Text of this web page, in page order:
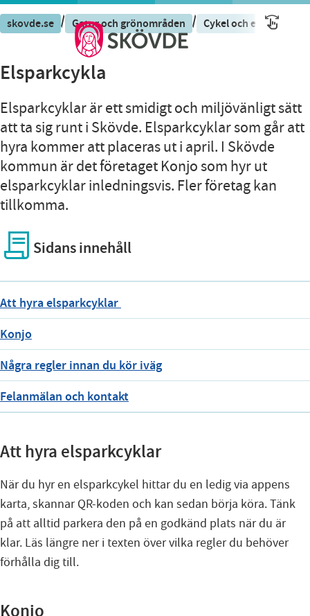
skovde.se / Gator och grönområden / Cykel och elsparkcykel
Elsparkcykla
Elsparkcyklar är ett smidigt och miljövänligt sätt
att ta sig runt i Skövde. Elsparkcyklar som går att
hyra kommer att placeras ut i april. I Skövde
kommun är det företaget Konjo som hyr ut
elsparkcyklar inledningsvis. Fler företag kan
tillkomma.
Sidans innehåll
Att hyra elsparkcyklar
Konjo
Några regler innan du kör iväg
Felanmälan och kontakt
Att hyra elsparkcyklar
När du hyr en elsparkcykel hittar du en ledig via appens
karta, skannar QR-koden och kan sedan börja köra. Tänk
på att alltid parkera den på en godkänd plats när du är
klar. Läs längre ner i texten över vilka regler du behöver
förhålla dig till.
Konjo